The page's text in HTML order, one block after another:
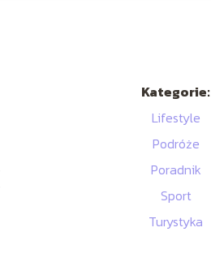
Kategorie:
Lifestyle
Podróże
Poradnik
Sport
Turystyka